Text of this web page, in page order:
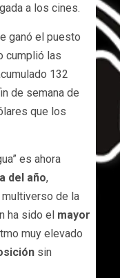
a los cines.
ganó el puesto
cumplió las
132
de semana de
que los
es ahora
del año,
multiverso de la
ha sido el mayor
muy elevado
sin